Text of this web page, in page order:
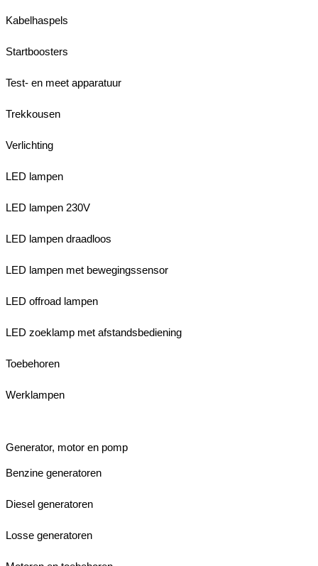
Kabelhaspels
Startboosters
Test- en meet apparatuur
Trekkousen
Verlichting
LED lampen
LED lampen 230V
LED lampen draadloos
LED lampen met bewegingssensor
LED offroad lampen
LED zoeklamp met afstandsbediening
Toebehoren
Werklampen
Generator, motor en pomp
Benzine generatoren
Diesel generatoren
Losse generatoren